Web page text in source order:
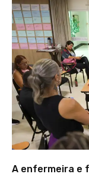
A enfermeira e